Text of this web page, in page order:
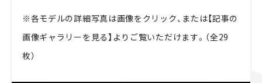
※各モデルの詳細写真は画像をクリック、または【記事の
画像ギャラリーを見る】よりご覧いただけます。（全29
枚）